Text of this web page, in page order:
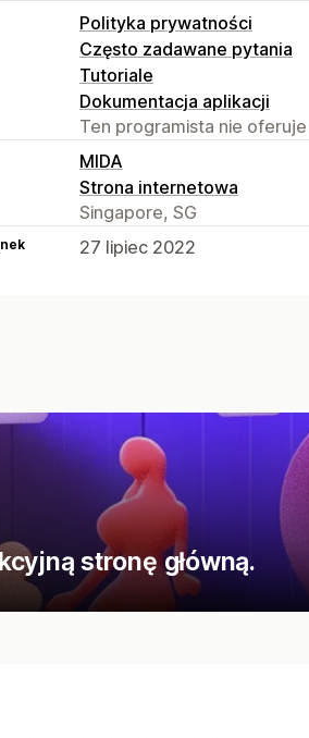
Polityka prywatności
Często zadawane pytania
Tutoriale
Dokumentacja aplikacji
Ten programista nie
MIDA
Strona internetowa
Singapore, SG
27 lipiec 2022
stronę główną.